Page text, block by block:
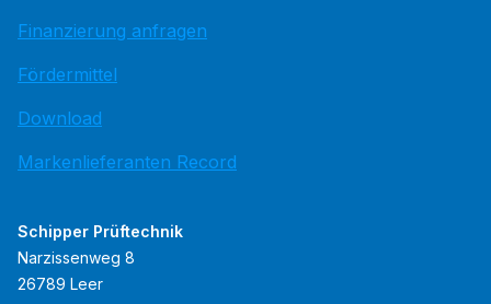
Finanzierung anfragen
Fördermittel
Download
Markenlieferanten Record
Schipper Prüftechnik
Narzissenweg 8
26789 Leer